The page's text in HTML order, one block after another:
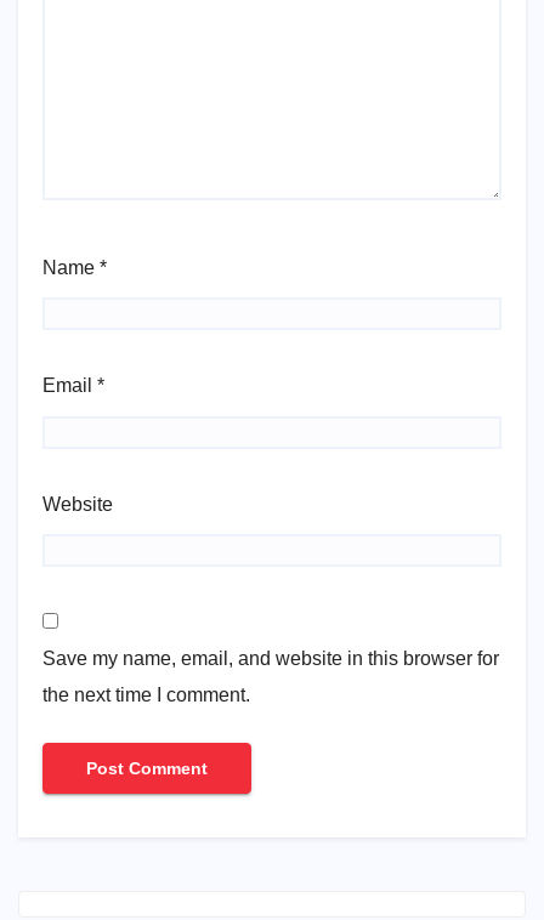
Name *
Email *
Website
Save my name, email, and website in this browser for
the next time I comment.